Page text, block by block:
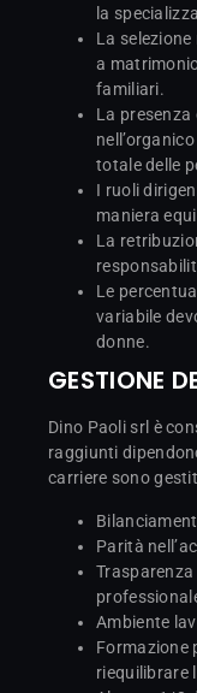
la
La
a
familiari.
La presenza
totale delle
I ruoli
maniera
La
Le
variabile
donne.
GESTIONE
Dino Paoli srl è
raggiunti
carriere sono
Parità
Ambiente
Formazione
riequilibrare